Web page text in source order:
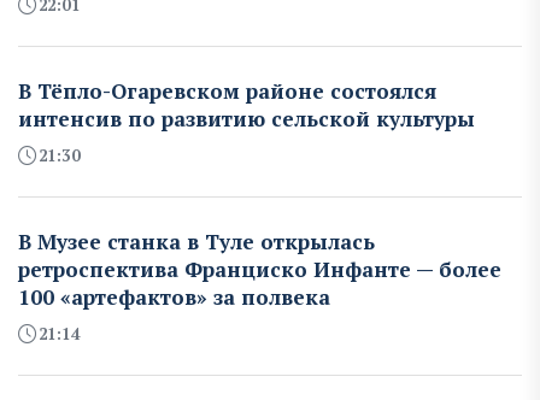
22:01
В Тёпло-Огаревском районе состоялся
интенсив по развитию сельской культуры
21:30
В Музее станка в Туле открылась
ретроспектива Франциско Инфанте — более
100 «артефактов» за полвека
21:14